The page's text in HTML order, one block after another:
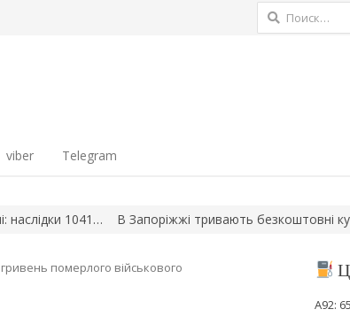
Найти:
viber Telegram
1041… В Запоріжжі тривають безкоштовні курси з
померлого військового
А92: